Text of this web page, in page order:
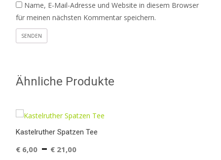
Name, E-Mail-Adresse und Website in diesem Browser
für meinen nächsten Kommentar speichern.
Ähnliche Produkte
Kastelruther Spatzen Tee
€ 6,00 – € 21,00